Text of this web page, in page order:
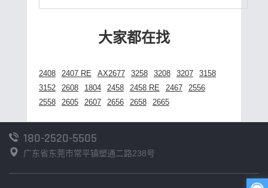
大家都在找
2408 2407 RE AX2677 3258 3208 3207
3158
3152
2608 1804 2458 2458 RE 2467
2556
2558
2605 2607 2656 2658 2665
180-2520-5505
广东省东莞市常平镇塑通二路238号